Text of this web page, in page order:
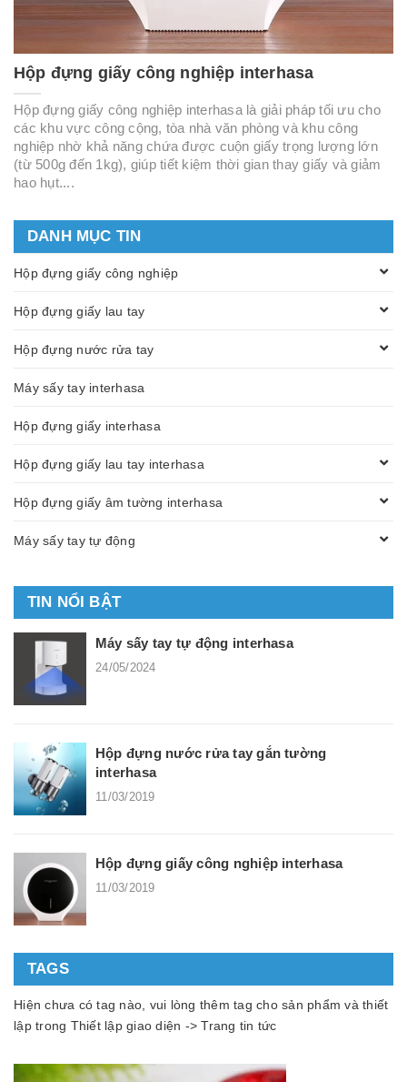
Hộp đựng giấy công nghiệp interhasa
Hộp đựng giấy công nghiệp interhasa là giải pháp tối ưu cho
các khu vực công cộng, tòa nhà văn phòng và khu công
nghiệp nhờ khả năng chứa được cuộn giấy trọng lượng lớn
(từ 500g đến 1kg), giúp tiết kiệm thời gian thay giấy và giảm
hao hụt....
DANH MỤC TIN
Hộp đựng giấy công nghiệp
Hộp đựng giấy lau tay
Hộp đựng nước rửa tay
Máy sấy tay interhasa
Hộp đựng giấy interhasa
Hộp đựng giấy lau tay interhasa
Hộp đựng giấy âm tường interhasa
Máy sấy tay tự động
TIN NỔI BẬT
Máy sấy tay tự động interhasa
24/05/2024
Hộp đựng nước rửa tay gắn tường
interhasa
11/03/2019
Hộp đựng giấy công nghiệp interhasa
11/03/2019
TAGS
Hiện chưa có tag nào, vui lòng thêm tag cho sản phẩm và thiết
lập trong Thiết lập giao diện -> Trang tin tức